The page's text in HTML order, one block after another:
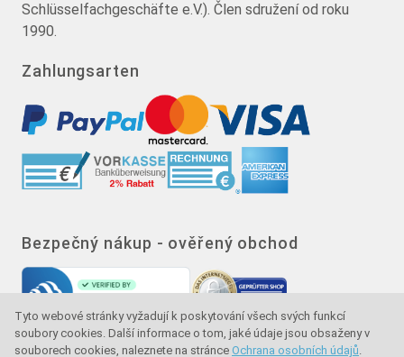
Tyto webové stránky vyžadují k poskytování všech svých funkcí
soubory cookies. Další informace o tom, jaké údaje jsou obsaženy v
souborech cookies, naleznete na stránce Ochrana osobních údajů.
Schlüsselfachgeschäfte e.V.). Člen sdružení od roku
1990.
Zahlungsarten
Bezpečný nákup - ověřený obchod